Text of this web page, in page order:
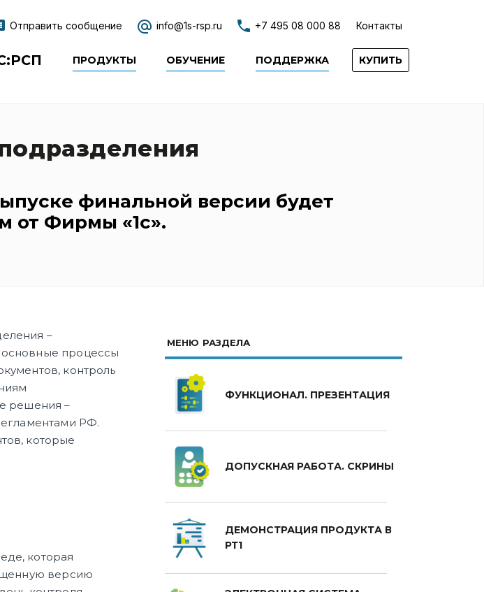
Отправить сообщение info@1s-rsp.ru +7 495 08 000 88 Контакты
ПРОДУКТЫ ОБУЧЕНИЕ ПОДДЕРЖКА КУПИТЬ
финальной версии будет
от Фирмы «1с».
–
процессы
контроль
решения –
РФ.
которые
которая
версию
МЕНЮ РАЗДЕЛА
ФУНКЦИОНАЛ. ПРЕЗЕНТАЦИЯ
ДОПУСКНАЯ РАБОТА. СКРИНЫ
ДЕМОНСТРАЦИЯ ПРОДУКТА В
РТ1
1С:РСП ПРОДУКТЫ ОБУЧЕНИЕ ПОДДЕРЖКА КОНТАКТЫ КУПИТЬ